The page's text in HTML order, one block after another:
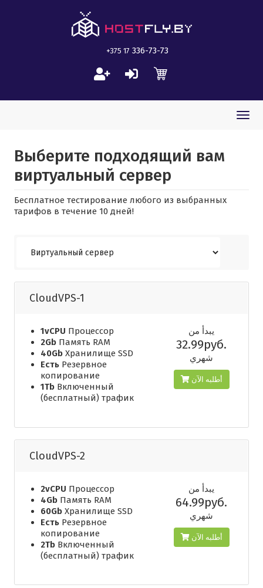
+375 17 336-73-73
Выберите подходящий вам
виртуальный сервер
Бесплатное тестирование любого из выбранных
тарифов в течение 10 дней!
CloudVPS-1
1vCPU Процессор
2Gb Память RAM
40Gb Хранилище SSD
Есть Резервное
копирование
1Tb Включенный
(бесплатный) трафик
يبدأ من
32.99руб.
شهري
أطلبه الآن
CloudVPS-2
2vCPU Процессор
4Gb Память RAM
60Gb Хранилище SSD
Есть Резервное
копирование
2Tb Включенный
(бесплатный) трафик
يبدأ من
64.99руб.
شهري
أطلبه الآن